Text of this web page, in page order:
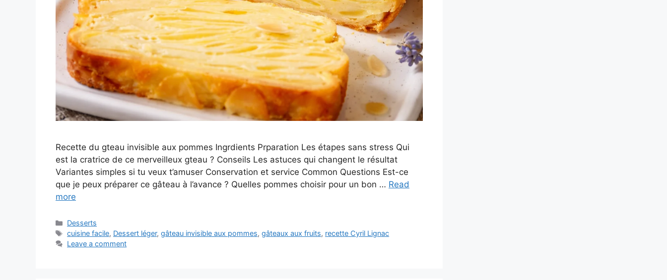
Recette du gteau invisible aux pommes Ingrdients Prparation Les étapes sans stress Qui
est la cratrice de ce merveilleux gteau ? Conseils Les astuces qui changent le résultat
Variantes simples si tu veux t’amuser Conservation et service Common Questions Est-ce
que je peux préparer ce gâteau à l’avance ? Quelles pommes choisir pour un bon … Read
more
Categories
Desserts
Tags
cuisine facile, Dessert léger,gâteau invisible aux pommes,gâteaux aux fruits, recette Cyril Lignac
Leave a comment